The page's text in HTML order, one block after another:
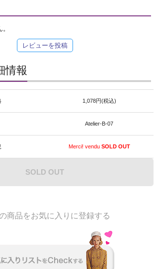
レビューを投稿
情報
1,078円(税込)
Atelier-B-07
Merci! venduSOLD OUT
SOLD OUT
商品をお気に入りに登録する